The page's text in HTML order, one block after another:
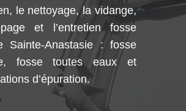
le nettoyage, la vidange,
et l’entretien fosse
Sainte-Anastasie : fosse
fosse toutes eaux et
d’épuration.